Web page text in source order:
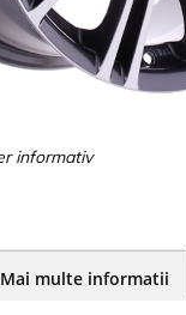
Mai multe informatii